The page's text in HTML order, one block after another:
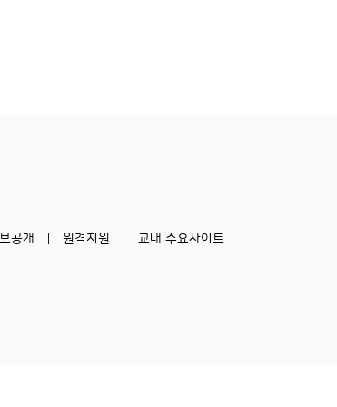
공개 원격지원 교내 주요사이트